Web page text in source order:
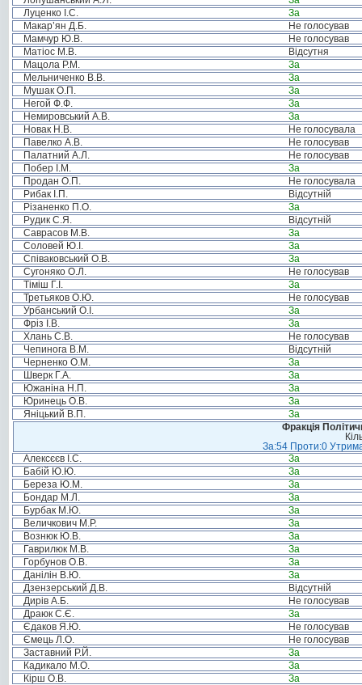
Луценко І.С.
За
Макар’ян Д.Б.
Не голосував
Мамчур Ю.В.
Не голосував
Матіос М.В.
Відсутня
Мацола Р.М.
За
Мельниченко В.В.
За
Мушак О.П.
За
Негой Ф.Ф.
За
Немировський А.В.
За
Новак Н.В.
Не голосувала
Павелко А.В.
Не голосував
Палатний А.Л.
Не голосував
Побер І.М.
За
Продан О.П.
Не голосувала
Рибак І.П.
Відсутній
Різаненко П.О.
За
Рудик С.Я.
Відсутній
Саврасов М.В.
За
Соловей Ю.І.
За
Співаковський О.В.
За
Сугоняко О.Л.
Не голосував
Тіміш Г.І.
За
Третьяков О.Ю.
Не голосував
Урбанський О.І.
За
Фріз І.В.
За
Хлань С.В.
Не голосував
Чепинога В.М.
Відсутній
Черненко О.М.
За
Шверк Г.А.
За
Южаніна Н.П.
За
Юринець О.В.
За
Яніцький В.П.
За
Фракція
За:54 Проти:0
Алексєєв І.С.
За
Бабій Ю.Ю.
За
Береза Ю.М.
За
Бондар М.Л.
За
Бурбак М.Ю.
За
Величкович М.Р.
За
Вознюк Ю.В.
За
Гаврилюк М.В.
За
Горбунов О.В.
За
Данілін В.Ю.
За
Дзензерський Д.В.
Відсутній
Дирів А.Б.
Не голосував
Драюк С.Є.
За
Єдаков Я.Ю.
Не голосував
Ємець Л.О.
Не голосував
Заставний Р.Й.
За
Кадикало М.О.
За
Кірш О.В.
За